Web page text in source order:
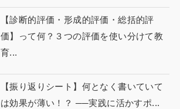
【診断的評価・形成的評価・総括的評
価】って何？３つの評価を使い分けて教
育...
【振り返りシート】何となく書いていて
は効果が薄い！？ ──実践に活かすポ...